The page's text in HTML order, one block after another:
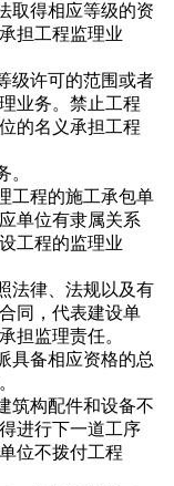
取得相应等级的资
担工程监理业
级许可的范围或者
业务。禁止工程
的名义承担工程
。
工程的施工承包单
单位有隶属关系
工程的监理业
法律、法规以及有
同，代表建设单
担监理责任。
具备相应资格的总
筑构配件和设备不
进行下一道工序
位不拨付工程